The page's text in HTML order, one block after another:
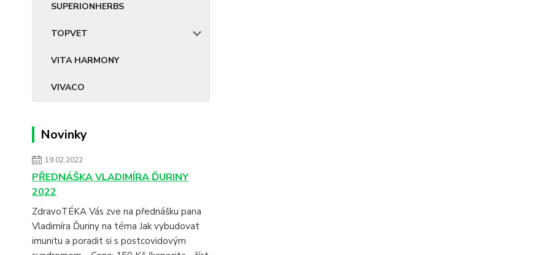
SUPERIONHERBS
TOPVET
VITA HARMONY
VIVACO
Novinky
19.02.2022
PŘEDNÁŠKA VLADIMÍRA ĎURINY
2022
ZdravoTÉKA Vás zve na přednášku pana
Vladimíra Ďuriny na téma Jak vybudovat
imunitu a poradit si s postcovidovým